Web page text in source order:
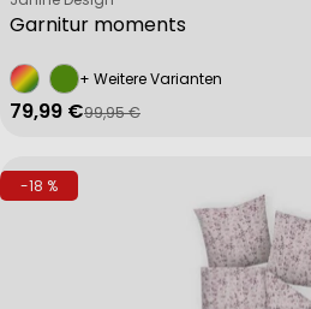
Garnitur moments
+ Weitere Varianten
Verkaufspreis
79,99 €
Regulärer Preis
99,95 €
-18 %